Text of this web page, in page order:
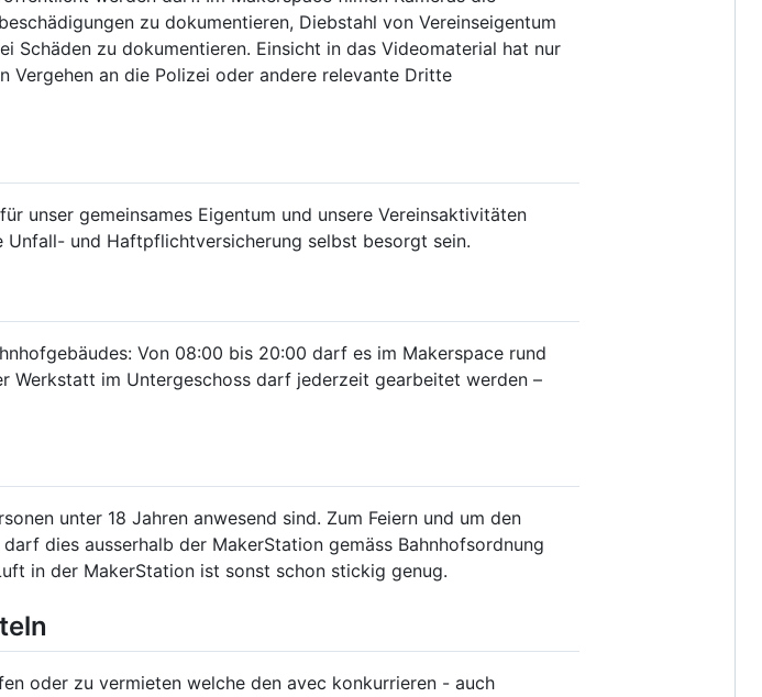
zu dokumentieren, Diebstahl von Vereinseigentum
Schäden zu dokumentieren. Einsicht in das Videomaterial hat nur
Vergehen an die Polizei oder andere relevante Dritte
unser gemeinsames Eigentum und unsere Vereinsaktivitäten
Unfall- und Haftpflichtversicherung selbst besorgt sein.
Von 08:00 bis 20:00 darf es im Makerspace rund
Werkstatt im Untergeschoss darf jederzeit gearbeitet werden –
unter 18 Jahren anwesend sind. Zum Feiern und um den
dies ausserhalb der MakerStation gemäss Bahnhofsordnung
in der MakerStation ist sonst schon stickig genug.
oder zu vermieten welche den avec konkurrieren - auch